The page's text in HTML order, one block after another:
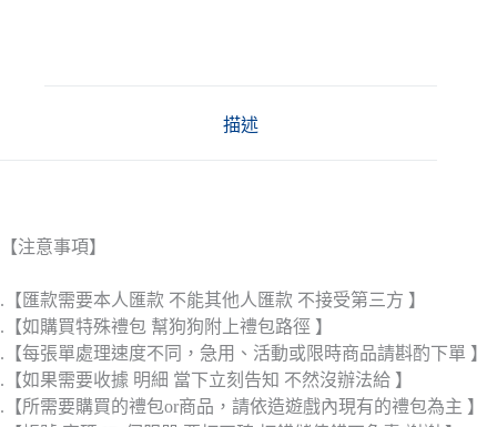
描述
【注意事項】
.【匯款需要本人匯款 不能其他人匯款 不接受第三方 】
.【如購買特殊禮包 幫狗狗附上禮包路徑 】
.【每張單處理速度不同，急用、活動或限時商品請斟酌下單 】
.【如果需要收據 明細 當下立刻告知 不然沒辦法給 】
.【所需要購買的禮包or商品，請依造遊戲內現有的禮包為主 】